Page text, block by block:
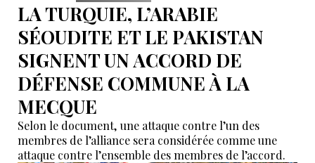
LA TURQUIE, L’ARABIE
SÉOUDITE ET LE PAKISTAN
SIGNENT UN ACCORD DE
DÉFENSE COMMUNE À LA
MECQUE
Selon le document, une attaque contre l’un des
membres de l’alliance sera considérée comme une
attaque contre l’ensemble des membres de l’accord.